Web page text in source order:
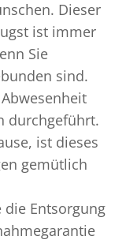
Dieser
ist immer
Sie
sind.
durchgeführt.
ist dieses
gemütlich
Entsorgung